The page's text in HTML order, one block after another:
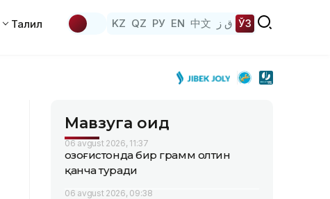
Таҳлил KZ QZ РУ EN 中文 ق ز ЎЗ
Мавзуга оид
06 avgust 2026, 11:37
Қозоғистонда бир грамм олтин
қанча туради
06 avgust 2026, 09:38